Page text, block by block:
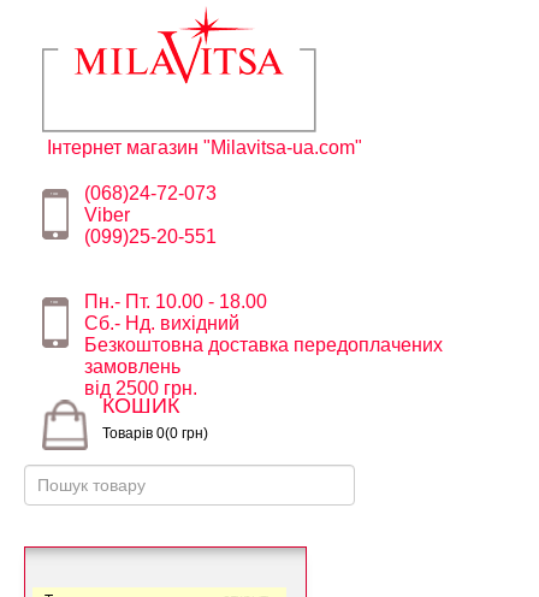
Інтернет магазин "Milavitsa-ua.com"
(068)24-72-073
Viber
(099)25-20-551
Пн.- Пт. 10.00 - 18.00
Сб.- Нд. вихідний
Безкоштовна доставка передоплачених
замовлень
від 2500 грн.
КОШИК
Товарів 0(0 грн)